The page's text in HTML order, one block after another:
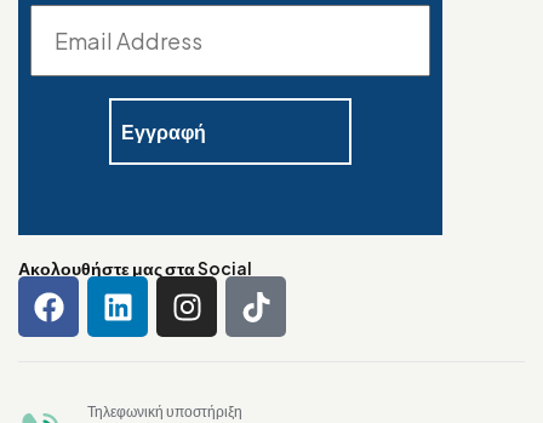
Ακολουθήστε μας στα Social
Τηλεφωνική υποστήριξη